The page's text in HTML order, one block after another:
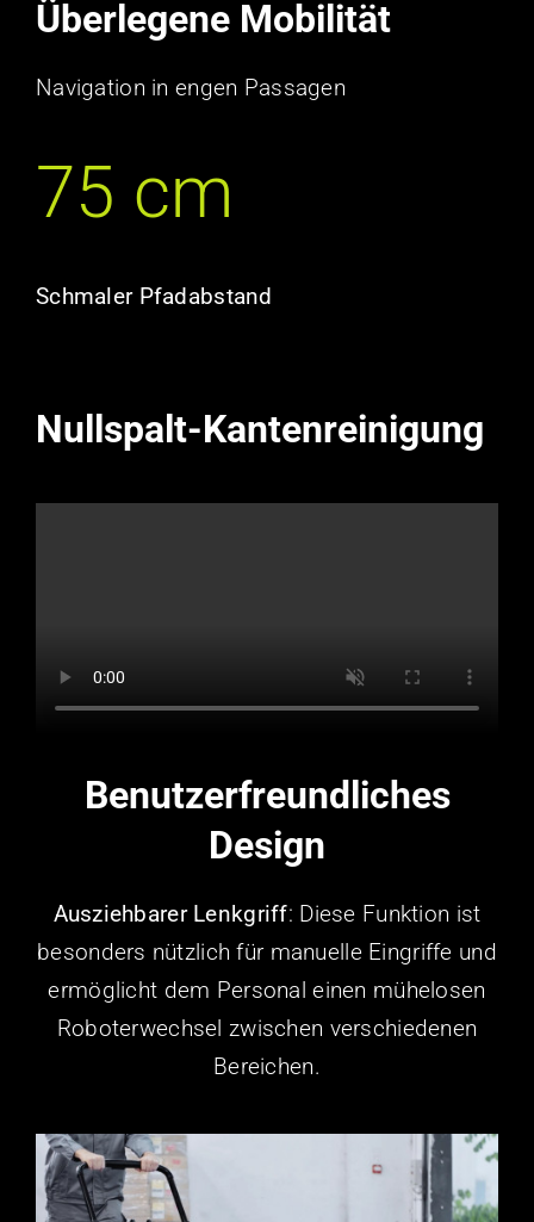
Überlegene Mobilität
Navigation in engen Passagen
75 cm
Schmaler Pfadabstand
Nullspalt-Kantenreinigung
Benutzerfreundliches
Design
Ausziehbarer Lenkgriff: Diese Funktion ist
besonders nützlich für manuelle Eingriffe und
ermöglicht dem Personal einen mühelosen
Roboterwechsel zwischen verschiedenen
Bereichen.